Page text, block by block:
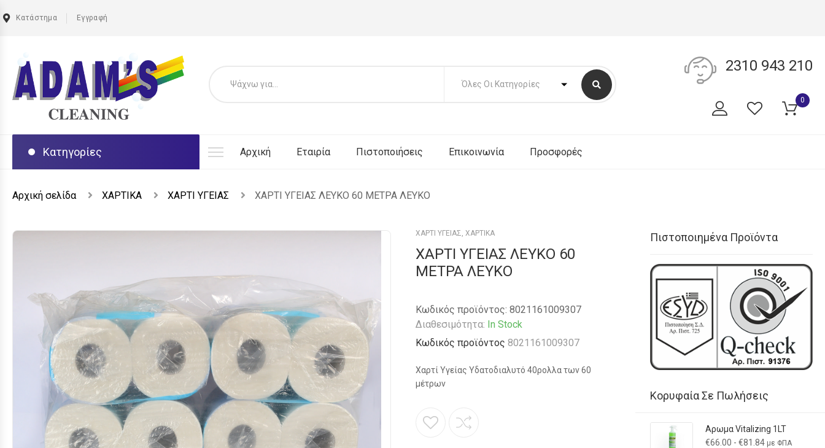
Κατάστημα Εγγραφή
Όλες Οι Κατηγορίες
2310 943 210
0
Κατηγορίες Αρχική Εταιρία Πιστοποιήσεις Επικοινωνία Προσφορές
Αρχική σελίδα ΧΑΡΤΙΚΑ ΧΑΡΤΙ ΥΓΕΙΑΣ ΧΑΡΤΙ ΥΓΕΙΑΣ ΛΕΥΚΟ 60 ΜΕΤΡΑ ΛΕΥΚΟ
ΧΑΡΤΙ ΥΓΕΙΑΣ,ΧΑΡΤΙΚΑ
ΧΑΡΤΙ ΥΓΕΙΑΣ ΛΕΥΚΟ 60
ΜΕΤΡΑ ΛΕΥΚΟ
Κωδικός προϊόντος:8021161009307
Διαθεσιμότητα: In Stock
Κωδικός προϊόντος8021161009307
Χαρτί Υγείας Υδατοδιαλυτό 40ρολλα των 60
μέτρων
Πιστοποιημένα Προϊόντα
Κορυφαία Σε Πωλήσεις
Αρωμα Vitalizing 1LT
€66.00 - €81.84 με ΦΠΑ